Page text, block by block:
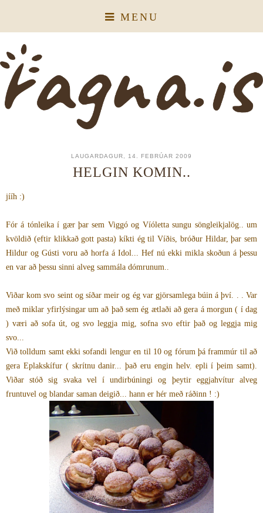
MENU
LAUGARDAGUR, 14. FEBRÚAR 2009
HELGIN KOMIN..
jííh :)
Fór á tónleika í gær þar sem Viggó og Víóletta sungu söngleikjalög.. um
kvöldið (eftir klikkað gott pasta) kíkti ég til Víðis, bróður Hildar, þar sem
Hildur og Gústi voru að horfa á Idol... Hef nú ekki mikla skoðun á þessu
en var að þessu sinni alveg sammála dómrunum..
Viðar kom svo seint og síðar meir og ég var gjörsamlega búin á því. . . Var
með miklar yfirlýsingar um að það sem ég ætlaði að gera á morgun ( í dag
) væri að sofa út, og svo leggja mig, sofna svo eftir það og leggja mig
svo...
Við tolldum samt ekki sofandi lengur en til 10 og fórum þá frammúr til að
gera Eplakskífur ( skrítnu danir... það eru engin helv. epli í þeim samt).
Viðar stóð sig svaka vel í undirbúningi og þeytir eggjahvítur alveg
fruntuvel og blandar saman deigið... hann er hér með ráðinn ! :)